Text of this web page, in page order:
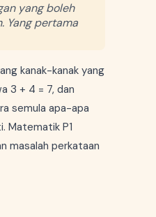
yang boleh
Yang pertama
kanak-kanak yang
3 + 4 = 7, dan
semula apa-apa
Matematik P1
masalah perkataan